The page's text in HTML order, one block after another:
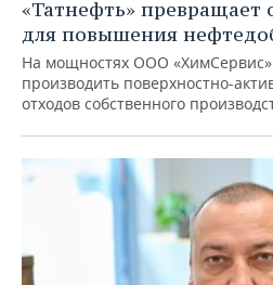
«Татнефть» превращает
для повышения
На мощностях ООО
производить поверхностно-
отходов собственного